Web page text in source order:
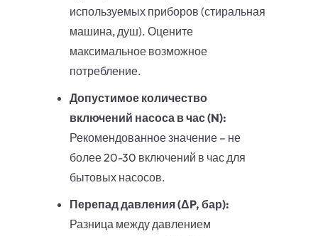
используемых приборов (стиральная
машина, душ). Оцените
максимальное возможное
потребление.
Допустимое количество
включений насоса в час (N):
Рекомендованное значение – не
более 20-30 включений в час для
бытовых насосов.
Перепад давления (ΔP, бар):
Разница между давлением